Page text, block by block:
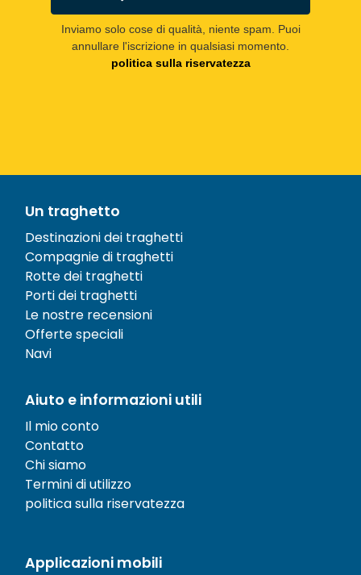
Inviamo solo cose di qualità, niente spam. Puoi
annullare l'iscrizione in qualsiasi momento.
politica sulla riservatezza
Un traghetto
Destinazioni dei traghetti
Compagnie di traghetti
Rotte dei traghetti
Porti dei traghetti
Le nostre recensioni
Offerte speciali
Navi
Aiuto e informazioni utili
Il mio conto
Contatto
Chi siamo
Termini di utilizzo
politica sulla riservatezza
Applicazioni mobili